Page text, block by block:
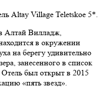
Altay Village Teletskoe 5*.
Алтай Вилладж,
в окружении
на берегу удивительно
занесенного в список
был открыт в 2015
«пять звезд».